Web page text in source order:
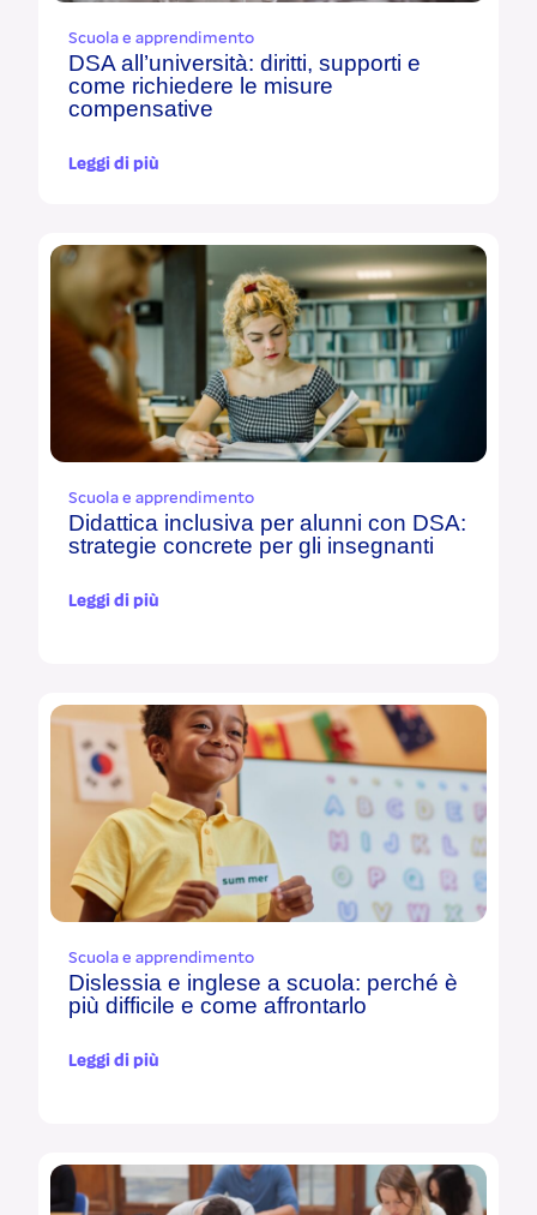
Scuola e apprendimento
DSA all’università: diritti, supporti e
come richiedere le misure
compensative
Leggi di più
Scuola e apprendimento
Didattica inclusiva per alunni con DSA:
strategie concrete per gli insegnanti
Leggi di più
Scuola e apprendimento
Dislessia e inglese a scuola: perché è
più difficile e come affrontarlo
Leggi di più